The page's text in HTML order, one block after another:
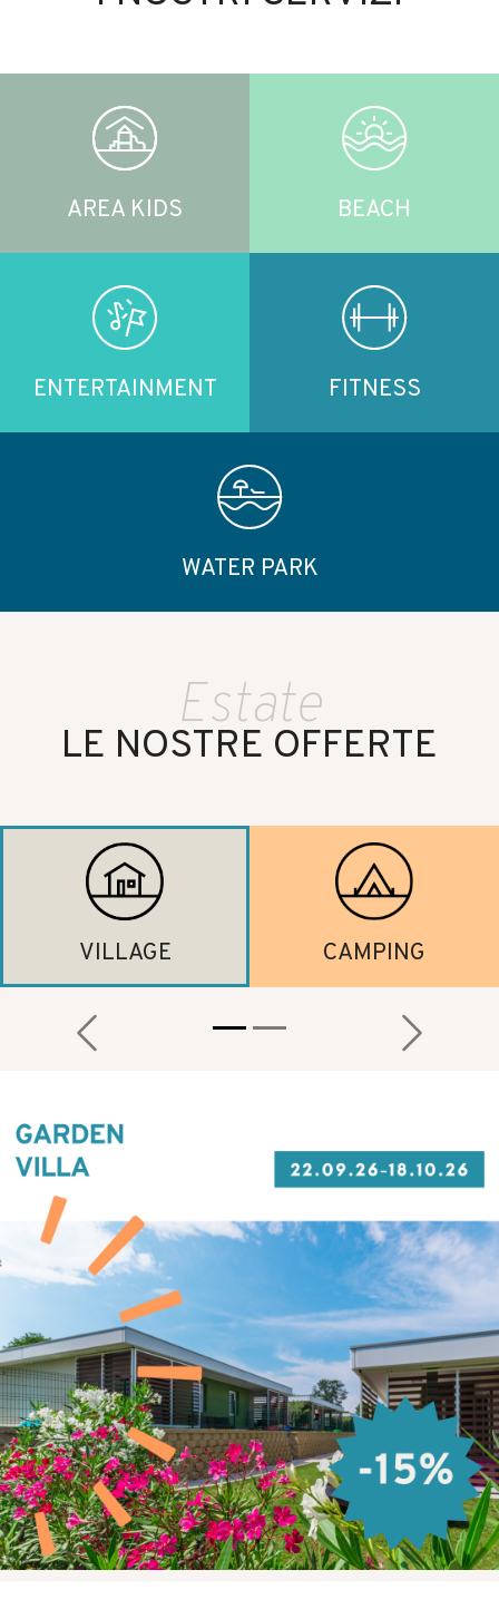
AREA KIDS BEACH
ENTERTAINMENT FITNESS
WATER PARK
LE NOSTRE OFFERTE
Estate
VILLAGE CAMPING
Previous Next